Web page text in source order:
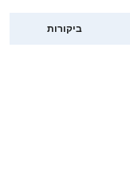
ביקורות